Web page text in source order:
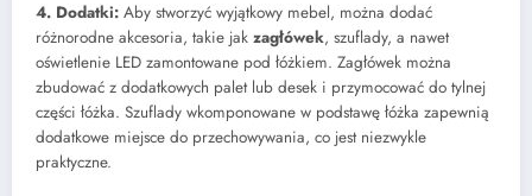
4. Dodatki: Aby stworzyć wyjątkowy mebel, można dodać
różnorodne akcesoria, takie jak zagłówek, szuflady, a nawet
oświetlenie LED zamontowane pod łóżkiem. Zagłówek można
zbudować z dodatkowych palet lub desek i przymocować do tylnej
części łóżka. Szuflady wkomponowane w podstawę łóżka zapewnią
dodatkowe miejsce do przechowywania, co jest niezwykle
praktyczne.